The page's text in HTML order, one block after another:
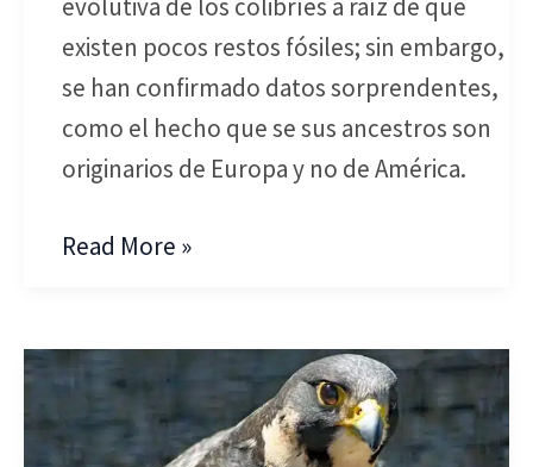
existen pocos restos fósiles; sin embargo,
se han confirmado datos sorprendentes,
como el hecho que se sus ancestros son
originarios de Europa y no de América.
Read More »
Depredadores
los